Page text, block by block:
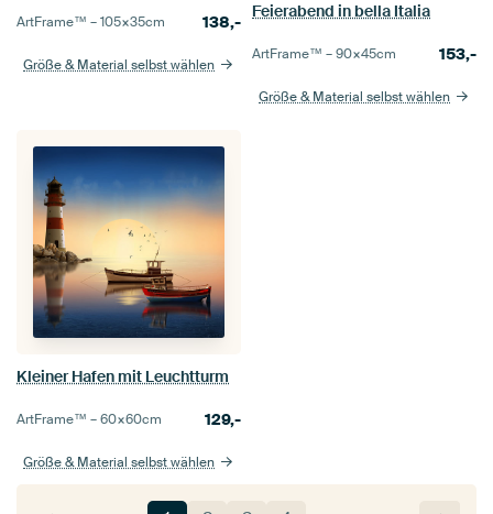
ArtFrame™ –105×35cm 138,-
Größe & Material selbst wählen
Feierabend in bella Italia
ArtFrame™ –90×45cm 153,-
Größe & Material selbst wählen
Kleiner Hafen mit Leuchtturm
ArtFrame™ –60×60cm 129,-
Größe & Material selbst wählen